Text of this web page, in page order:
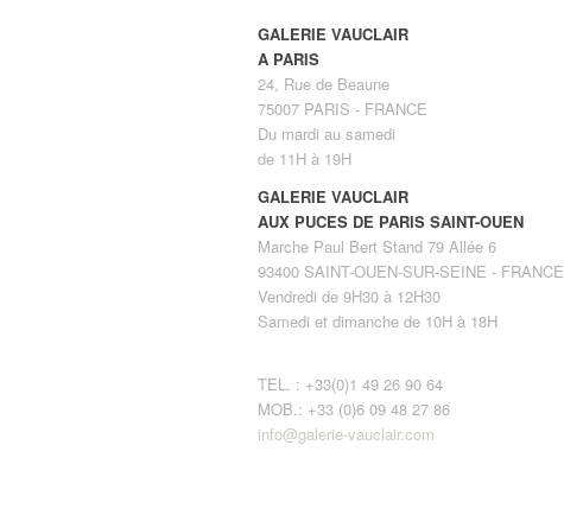
GALERIE VAUCLAIR
A PARIS
24, Rue de Beaune
75007 PARIS - FRANCE
Du mardi au samedi
de 11H à 19H
GALERIE VAUCLAIR
AUX PUCES DE PARIS SAINT-OUEN
Marche Paul Bert Stand 79 Allée 6
93400 SAINT-OUEN-SUR-SEINE - FRANCE
Vendredi de 9H30 à 12H30
Samedi et dimanche de 10H à 18H
TEL. : +33(0)1 49 26 90 64
MOB.: +33 (0)6 09 48 27 86
info@galerie-vauclair.com